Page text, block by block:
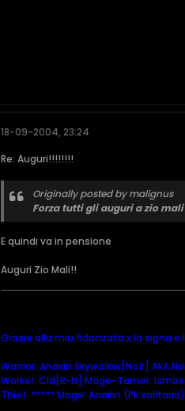
18-09-2004, 23:24
Re: Auguri!!!!!!!!
Originally posted by malignus
Forza tutti gli auguri a zio
E quindi va in pensione
Auguri Zio Mali!!
Grazie alla mia fidanzata x la signa e
Warrior: Anakin Skywalker[NoX] AkA
Worker: Cid[R-N] Mage-Tamer:
Thief: ***** Mage: Anakin (Pk solitario)